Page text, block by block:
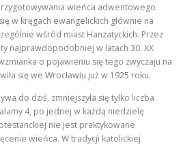
wieńca adwentowego
w kręgach ewangelickich głównie na
wśród miast Hanzatyckich. Przez
najprawdopodobniej w latach 30. XX
o pojawieniu się tego zwyczaju na
się we Wrocławiu już w 1925 roku.
do dziś, zmniejszyła się tylko liczba
4, po jednej w każdą niedzielę
nie jest praktykowane
wieńca. W tradycji katolickiej